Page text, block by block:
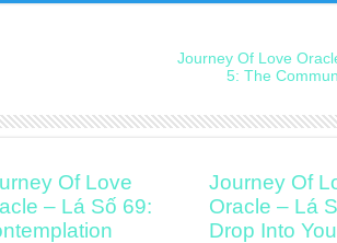
Journey Of Love
5: The
Of Love
– Lá Số 69:
Journey Of
Oracle – Lá
Drop Into